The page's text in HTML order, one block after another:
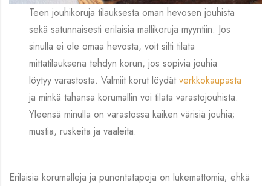
Teen jouhikoruja tilauksesta oman hevosen jouhista
sekä satunnaisesti erilaisia mallikoruja myyntiin. Jos
sinulla ei ole omaa hevosta, voit silti tilata
mittatilauksena tehdyn korun, jos sopivia jouhia
löytyy varastosta. Valmiit korut löydätverkkokaupasta
ja minkä tahansa korumallin voi tilata varastojouhista.
Yleensä minulla on varastossa kaiken värisiä jouhia;
mustia, ruskeita ja vaaleita.
Erilaisia korumalleja ja punontatapoja on lukemattomia; ehkä